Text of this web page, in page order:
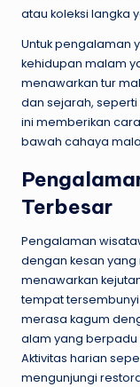
atau koleksi langka
Untuk pengalaman
kehidupan malam
menawarkan tur
dan sejarah, seperti
ini memberikan
bawah cahaya
Terbesar
Pengalaman
dengan kesan
menawarkan
tempat
merasa kagum
alam yang berpadu
Aktivitas harian
mengunjungi